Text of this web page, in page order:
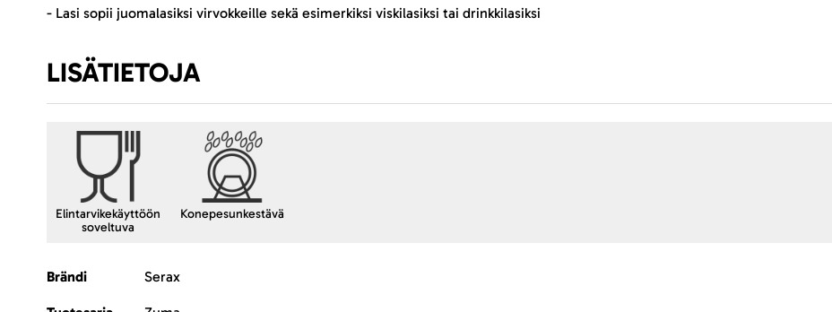
- Lasi sopii juomalasiksi virvokkeille sekä esimerkiksi viskilasiksi tai drinkkilasiksi
LISÄTIETOJA
Elintarvikekäyttöön
soveltuva
Konepesunkestävä
Lisätietoja
Brändi Serax